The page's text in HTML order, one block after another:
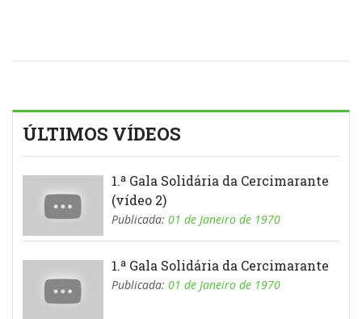
ÚLTIMOS VÍDEOS
1.ª Gala Solidária da Cercimarante
(vídeo 2)
Publicada: 01 de Janeiro de 1970
1.ª Gala Solidária da Cercimarante
Publicada: 01 de Janeiro de 1970